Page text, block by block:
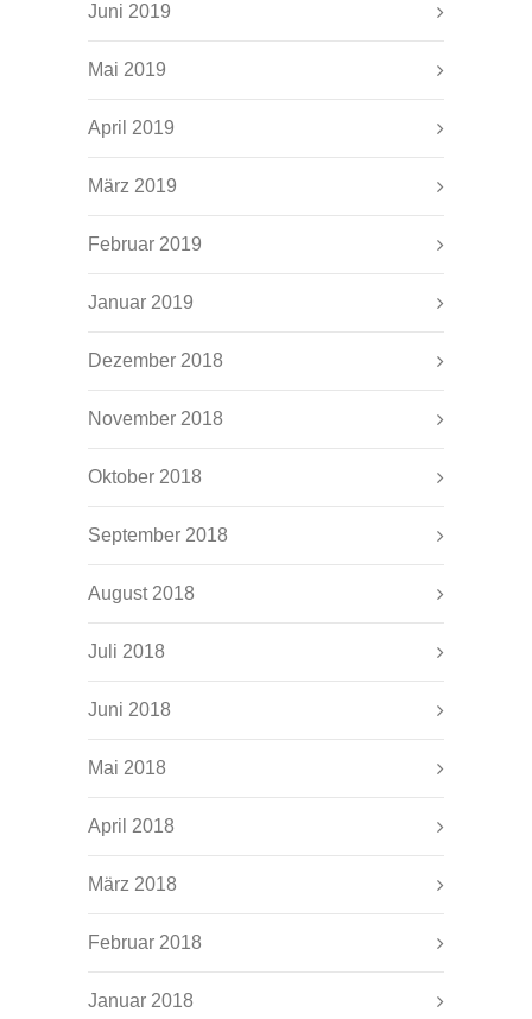
Juni 2019
Mai 2019
April 2019
März 2019
Februar 2019
Januar 2019
Dezember 2018
November 2018
Oktober 2018
September 2018
August 2018
Juli 2018
Juni 2018
Mai 2018
April 2018
März 2018
Februar 2018
Januar 2018